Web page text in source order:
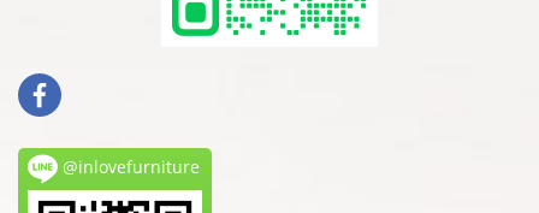
@inlovefurniture